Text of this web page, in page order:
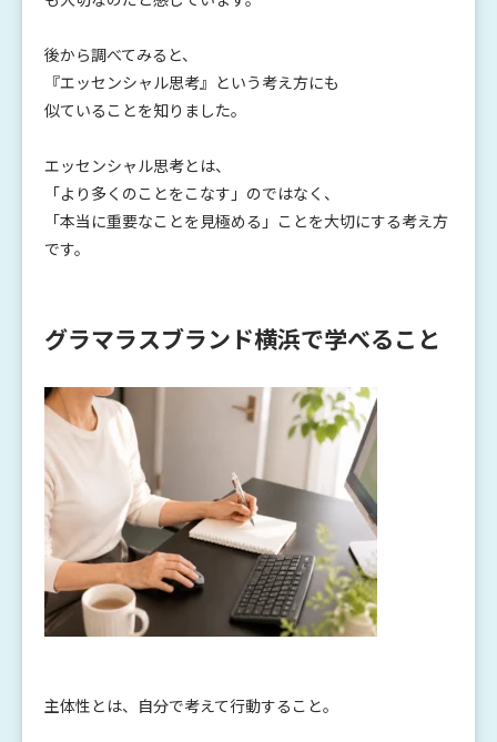
後から調べてみると、
『エッセンシャル思考』という考え方にも
似ていることを知りました。
エッセンシャル思考とは、
「より多くのことをこなす」のではなく、
「本当に重要なことを見極める」ことを大切にする考え方
です。
グラマラスブランド横浜で学べること
主体性とは、自分で考えて行動すること。